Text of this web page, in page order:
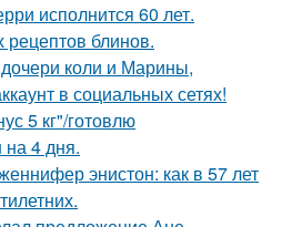
исполнится 60 лет.
рецептов блинов.
коли и Марины,
в социальных сетях!
5 кг"/готовлю
4 дня.
энистон: как в 57 лет